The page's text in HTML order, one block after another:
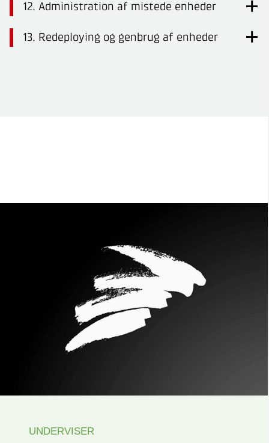
12. Administration af mistede enheder
13. Redeploying og genbrug af enheder
UNDERVISER